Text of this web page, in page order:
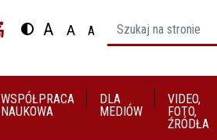
Przełącz na motyw wysokiej
A
A
Ustaw rozmiar czcionki
A
Ustaw rozmiar czcionki
WSPÓŁPRACA
NAUKOWA
DLA
MEDIÓW
VIDEO,
FOTO,
ŹRÓDŁA